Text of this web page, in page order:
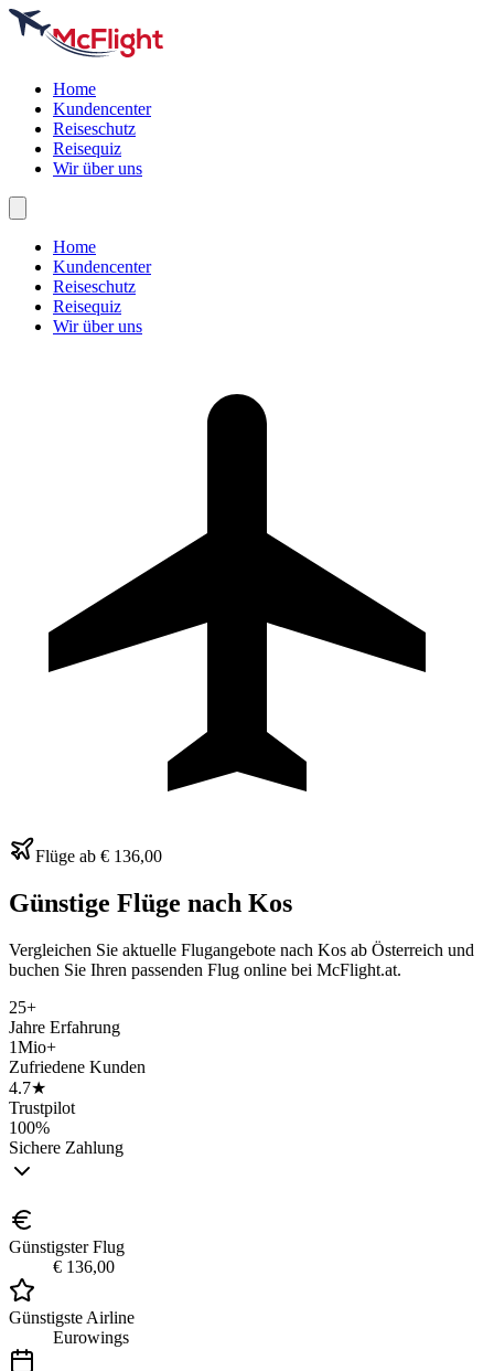
Home
Kundencenter
Reiseschutz
Reisequiz
Wir über uns
Home
Kundencenter
Reiseschutz
Reisequiz
Wir über uns
Flüge ab € 136,00
Günstige Flüge nach Kos
Vergleichen Sie aktuelle Flugangebote nach Kos ab Österreich und
buchen Sie Ihren passenden Flug online bei McFlight.at.
25+
Jahre Erfahrung
1Mio+
Zufriedene Kunden
4.7★
Trustpilot
100%
Sichere Zahlung
Günstigster Flug
€ 136,00
Günstigste Airline
Eurowings